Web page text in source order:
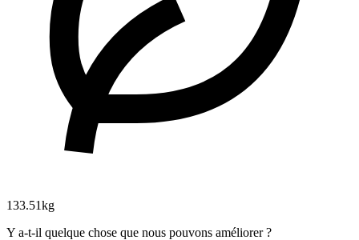
133.51kg
Y a-t-il quelque chose que nous pouvons améliorer ?